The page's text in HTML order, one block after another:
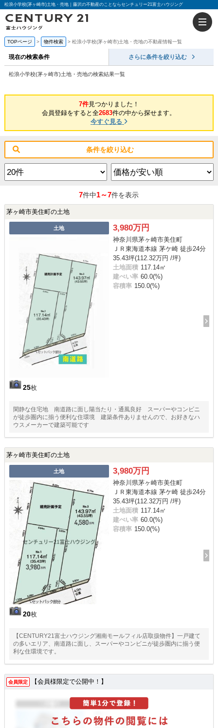
松浪小学校(茅ヶ崎市)土地・売地｜藤沢の不動産のことならセンチュリー21富士ハウジング
TOPページ 物件検索 松浪小学校(茅ヶ崎市)土地・売地の不動産情報一覧
現在の検索条件 さらに条件を絞り込む
松浪小学校(茅ヶ崎市)土地・売地の検索結果一覧
7件見つかりました！
会員登録をすると全2683件の中から探せます。
今すぐ見る
条件を絞り込む
7件中1～7件を表示
茅ヶ崎市美住町の土地
土地
25枚
3,980万円
神奈川県茅ヶ崎市美住町
ＪＲ東海道本線 茅ケ崎 徒歩24分
35.43坪(112.32万円 /坪)
土地面積 117.14㎡
建ぺい率 60.0(%)
容積率 150.0(%)
閑静な住宅地 南道路に面し陽当たり・通風良好 スーパーやコンビニ
が徒歩圏内に揃う便利な住環境 建築条件ありませんので、お好きなハ
ウスメーカーで建築可能です
茅ヶ崎市美住町の土地
土地
20枚
3,980万円
神奈川県茅ヶ崎市美住町
ＪＲ東海道本線 茅ケ崎 徒歩24分
35.43坪(112.32万円 /坪)
土地面積 117.14㎡
建ぺい率 60.0(%)
容積率 150.0(%)
【CENTURY21富士ハウジング湘南モールフィル店取扱物件】一戸建て
の多いエリア、南道路に面し、スーパーやコンビニが徒歩圏内に揃う便
利な住環境です。
会員限定 【会員様限定で公開中！】